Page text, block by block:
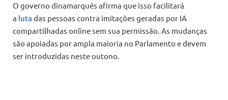
O governo dinamarquês afirma que isso facilitará
a luta das pessoas contra imitações geradas por IA
compartilhadas online sem sua permissão. As mudanças
são apoiadas por ampla maioria no Parlamento e devem
ser introduzidas neste outono.